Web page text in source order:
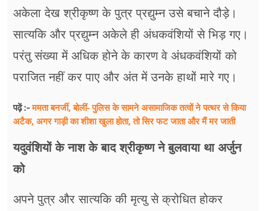
अकेला देख श्रीकृष्ण के पुत्र प्रद्युम्न उसे बचाने दौड़े।
सात्यकि और प्रद्युम्न अकेले ही अंधकवंशियों से भिड़ गए।
परंतु संख्या में अधिक होने के कारण वे अंधकवंशियों को
पराजित नहीं कर पाए और अंत में उनके हाथों मारे गए।
पढ़ें :-ममता बनर्जी, बोलीं- पुलिस के सामने असामाजिक तत्वों ने पत्थर से किया
अटैक, अगर गाड़ी का शीशा खुला होता, तो सिर फट जाता और मैं मर जाती
यदुवंशियों के नाश के बाद श्रीकृष्ण ने बुलवाया था अर्जुन
को
अपने पुत्र और सात्यकि की मृत्यु से क्रोधित होकर